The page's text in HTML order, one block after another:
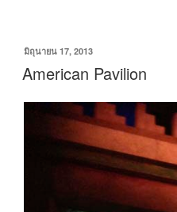
มิถุนายน 17, 2013
American Pavilion